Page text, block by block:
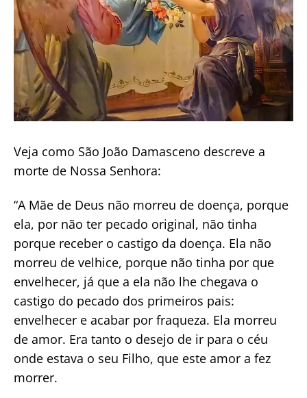
Veja como São João Damasceno descreve a
morte de Nossa Senhora:
“A Mãe de Deus não morreu de doença, porque
ela, por não ter pecado original, não tinha
porque receber o castigo da doença. Ela não
morreu de velhice, porque não tinha por que
envelhecer, já que a ela não lhe chegava o
castigo do pecado dos primeiros pais:
envelhecer e acabar por fraqueza. Ela morreu
de amor. Era tanto o desejo de ir para o céu
onde estava o seu Filho, que este amor a fez
morrer.